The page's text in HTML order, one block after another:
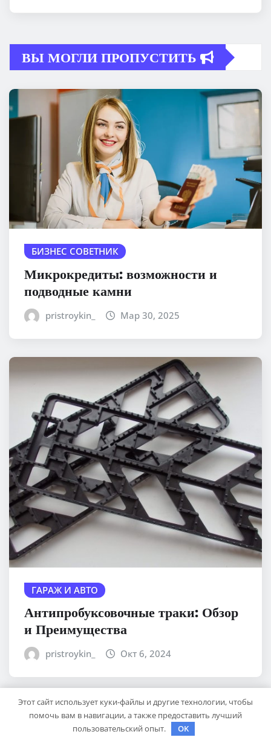
ВЫ МОГЛИ ПРОПУСТИТЬ
БИЗНЕС СОВЕТНИК
Микрокредиты: возможности и
подводные камни
pristroykin_ Мар 30, 2025
ГАРАЖ И АВТО
Антипробуксовочные траки: Обзор
и Преимущества
pristroykin_ Окт 6, 2024
Этот сайт использует куки-файлы и другие технологии, чтобы
помочь вам в навигации, а также предоставить лучший
пользовательский опыт.
OK